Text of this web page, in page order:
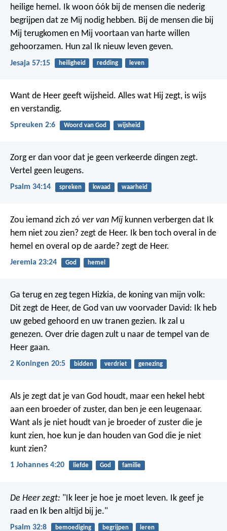
heilige hemel. Ik woon óók bij de mensen die nederig
begrijpen dat ze Mij nodig hebben. Bij de mensen die bij
Mij terugkomen en Mij voortaan van harte willen
gehoorzamen. Hun zal Ik nieuw leven geven.
Jesaja 57:15 heiligheid redding leven
Want de Heer geeft wijsheid. Alles wat Hij zegt, is wijs
en verstandig.
Spreuken 2:6 Woord van God wijsheid
Zorg er dan voor dat je geen verkeerde dingen zegt.
Vertel geen leugens.
Psalm 34:14 spreken kwaad waarheid
Zou iemand zich zó ver van Mij kunnen verbergen dat Ik
hem niet zou zien? zegt de Heer. Ik ben toch overal in de
hemel en overal op de aarde? zegt de Heer.
Jeremia 23:24 God hemel
Ga terug en zeg tegen Hizkia, de koning van mijn volk:
Dit zegt de Heer, de God van uw voorvader David: Ik heb
uw gebed gehoord en uw tranen gezien. Ik zal u
genezen. Over drie dagen zult u naar de tempel van de
Heer gaan.
2 Koningen 20:5 bidden verdriet genezing
Als je zegt dat je van God houdt, maar een hekel hebt
aan een broeder of zuster, dan ben je een leugenaar.
Want als je niet houdt van je broeder of zuster die je
kunt zien, hoe kun je dan houden van God die je niet
kunt zien?
1 Johannes 4:20 liefde God familie
De Heer zegt: "Ik leer je hoe je moet leven. Ik geef je
raad en Ik ben altijd bij je."
Psalm 32:8 bemoediging begrijpen leren